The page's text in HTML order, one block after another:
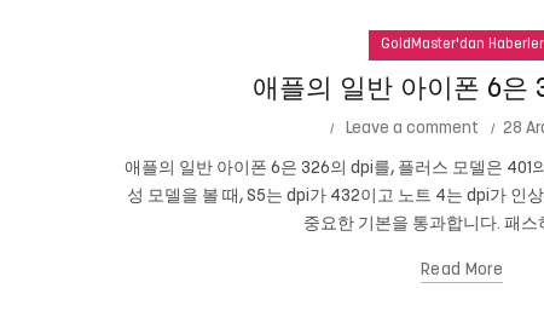
GoldMaster'dan Haberler
애플의 일반 아이폰 6은
Leave a comment 28
애플의 일반 아이폰 6은 326의 dpi를, 플러스 모델은 401
성 모델을 볼 때, S5는 dpi가 432이고 노트 4는 dpi가 인
중요한 기본을 통과합니다. 패스
Read More